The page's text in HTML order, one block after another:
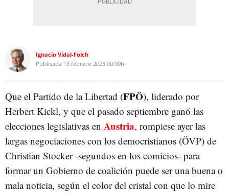
Ignacio Vidal-Folch
Publicada 13 febrero 2025 00:00h
Que el Partido de la Libertad (FPÖ), liderado por
Herbert Kickl, y que el pasado septiembre ganó las
elecciones legislativas en Austria, rompiese ayer las
largas negociaciones con los democristianos (ÖVP) de
Christian Stocker -segundos en los comicios- para
formar un Gobierno de coalición puede ser una buena o
mala noticia, según el color del cristal con que lo mire